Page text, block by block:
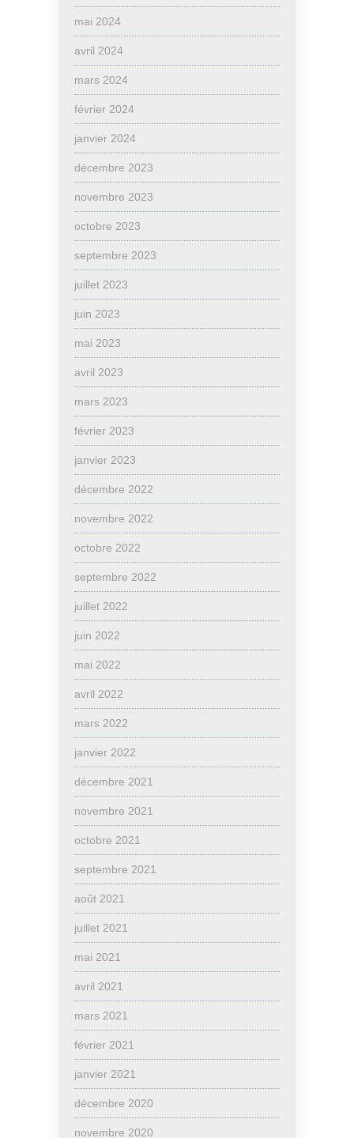
mai 2024
avril 2024
mars 2024
février 2024
janvier 2024
décembre 2023
novembre 2023
octobre 2023
septembre 2023
juillet 2023
juin 2023
mai 2023
avril 2023
mars 2023
février 2023
janvier 2023
décembre 2022
novembre 2022
octobre 2022
septembre 2022
juillet 2022
juin 2022
mai 2022
avril 2022
mars 2022
janvier 2022
décembre 2021
novembre 2021
octobre 2021
septembre 2021
août 2021
juillet 2021
mai 2021
avril 2021
mars 2021
février 2021
janvier 2021
décembre 2020
novembre 2020